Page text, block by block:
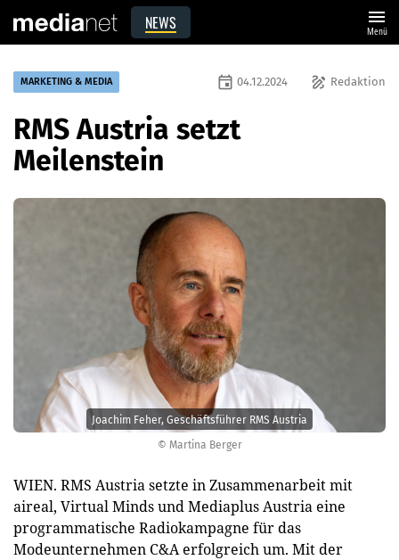
NEWS menu
Menü
© Martina Berger
Joachim Feher, Geschäftsführer RMS Austria
MARKETING & MEDIA draw Redaktion
event 04.12.2024
RMS Austria setzt
Meilenstein
WIEN. RMS Austria setzte in Zusammenarbeit mit
aireal, Virtual Minds und Mediaplus Austria eine
programmatische Radiokampagne für das
Modeunternehmen C&A erfolgreich um. Mit der